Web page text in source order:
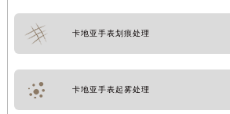
卡地亚手表划痕处理
卡地亚手表起雾处理